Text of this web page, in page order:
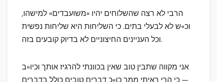
הרבי לא רצה שהשלוחים יהיו «משועבדים» למישהו,
וכ»ש לא לבעלי בתים. כי השליחות היא שליחות נפשית
וכל העניינים החיצוניים לא בדיוק קובעים בזה.
אני מקווה שתבין טוב שאין בכוונתי להרגיז אותך וכיו»ב
— כי הרי ראיתי ממך כו»כ דברים טובים כולל בדברים